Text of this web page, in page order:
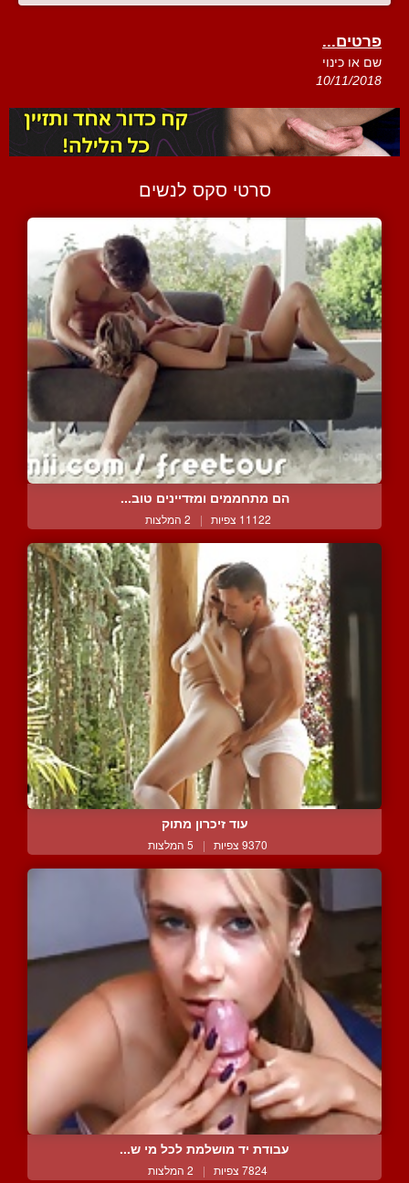
פרטים...
שם או כינוי
10/11/2018
סרטי סקס לנשים
הם מתחממים ומזדיינים טוב...
11122 צפיות | 2 המלצות
עוד זיכרון מתוק
9370 צפיות | 5 המלצות
עבודת יד מושלמת לכל מי ש...
7824 צפיות | 2 המלצות